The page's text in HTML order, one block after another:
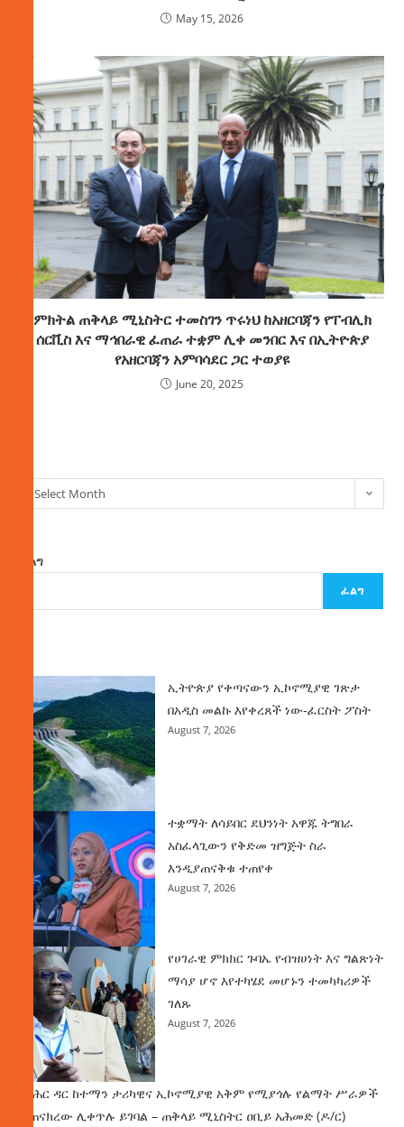
May 15, 2026
ምክትል ጠቅላይ ሚኒስትር ተመስገን ጥሩነህ ከአዘርባጃን የፐብሊክ
ሰርቪስ እና ማኅበራዊ ፈጠራ ተቋም ሊቀ መንበር እና በኢትዮጵያ
የአዘርባጃን አምባሳደር ጋር ተወያዩ
June 20, 2025
Select Month
ፈልግ
ፈልግ
ኢትዮጵያ የቀጣናውን ኢኮኖሚያዊ ገጽታ
በአዲስ መልኩ እየቀረጸች ነው-ፈርስት ፖስት
August 7, 2026
ተቋማት ለሳይበር ደህንነት አዋጁ ትግበራ
አስፈላጊውን የቅድመ ዝግጅት ስራ
እንዲያጠናቅቁ ተጠየቀ
August 7, 2026
የሀገራዊ ምክክር ጉባኤ የብዝሀነት እና ግልጽነት
ማሳያ ሆኖ እየተካሄደ መሆኑን ተመካካሪዎች
ገለጹ
August 7, 2026
የባሕር ዳር ከተማን ታሪካዊና ኢኮኖሚያዊ አቅም የሚያጎሉ የልማት ሥራዎች
ተጠናክረው ሊቀጥሉ ይገባል – ጠቅላይ ሚኒስትር ዐቢይ አሕመድ (ዶ/ር)